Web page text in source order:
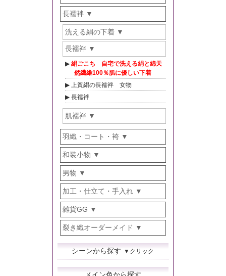
長襦袢
洗える絹の下着
長襦袢
絹ごこち 自宅で洗える絹と綿天
然繊維100％肌に優しい下着
上質絹の長襦袢 女物
長襦袢
肌襦袢
羽織・コート・袴
和装小物
男物
加工・仕立て・手入れ
雑貨GG
裂き織オーダーメイド
シーンから探す ▼クリック